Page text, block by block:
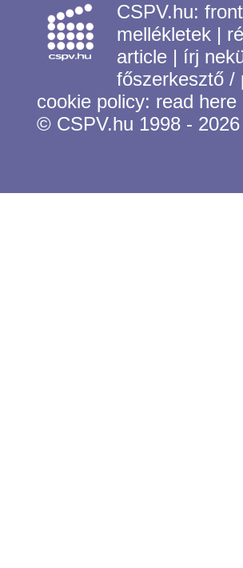
CSPV.hu:
mellékletek |
article | írj
főszerkesztő
cookie policy: read here
© CSPV.hu 1998 - 2026